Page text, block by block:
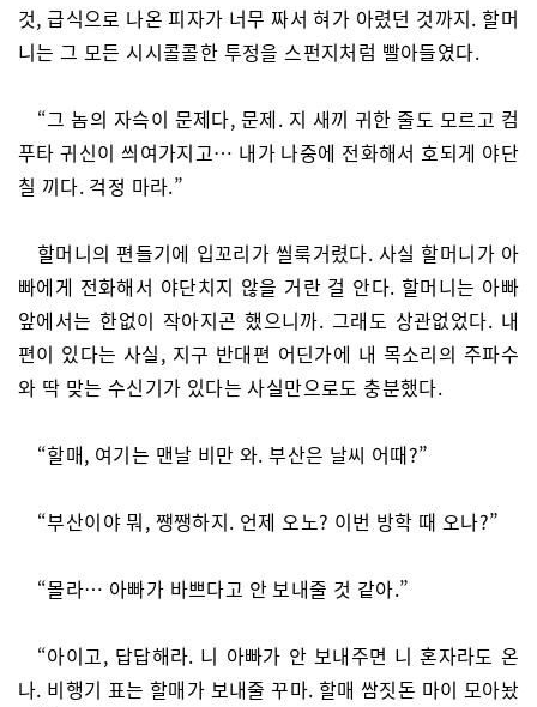
것, 급식으로 나온 피자가 너무 짜서 혀가 아렸던 것까지. 할머
니는 그 모든 시시콜콜한 투정을 스펀지처럼 빨아들였다.
“그 놈의 자슥이 문제다, 문제. 지 새끼 귀한 줄도 모르고 컴
푸타 귀신이 씌여가지고… 내가 나중에 전화해서 호되게 야단
칠 끼다. 걱정 마라.”
할머니의 편들기에 입꼬리가 씰룩거렸다. 사실 할머니가 아
빠에게 전화해서 야단치지 않을 거란 걸 안다. 할머니는 아빠
앞에서는 한없이 작아지곤 했으니까. 그래도 상관없었다. 내
편이 있다는 사실, 지구 반대편 어딘가에 내 목소리의 주파수
와 딱 맞는 수신기가 있다는 사실만으로도 충분했다.
“할매, 여기는 맨날 비만 와. 부산은 날씨 어때?”
“부산이야 뭐, 쨍쨍하지. 언제 오노? 이번 방학 때 오나?”
“몰라… 아빠가 바쁘다고 안 보내줄 것 같아.”
“아이고, 답답해라. 니 아빠가 안 보내주면 니 혼자라도 온
나. 비행기 표는 할매가 보내줄 꾸마. 할매 쌈짓돈 마이 모아놨